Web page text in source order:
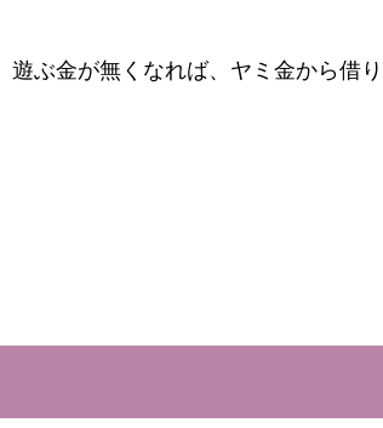
ぶ金が無くなれば、ヤミ金から借り